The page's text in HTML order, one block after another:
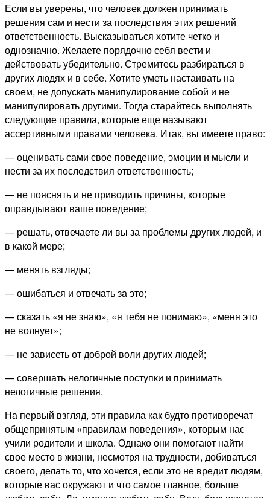
Ассертивные
права
человека
Если вы уверены, что человек должен принимать
решения сам и нести за последствия этих решений
ответственность. Высказываться хотите четко и
однозначно. Желаете порядочно себя вести и
действовать убедительно. Стремитесь разбираться в
других людях и в себе. Хотите уметь настаивать на
своем, не допускать манипулирование собой и не
манипулировать другими. Тогда старайтесь выполнять
следующие правила, которые еще называют
ассертивными правами человека. Итак, вы имеете право:
— оценивать сами свое поведение, эмоции и мысли и
нести за их последствия ответственность;
— не пояснять и не приводить причины, которые
оправдывают ваше поведение;
— решать, отвечаете ли вы за проблемы других людей, и
в какой мере;
— менять взгляды;
— ошибаться и отвечать за это;
— сказать «я не знаю», «я тебя не понимаю», «меня это
не волнует»;
— не зависеть от доброй воли других людей;
— совершать нелогичные поступки и принимать
нелогичные решения.
На первый взгляд, эти правила как будто противоречат
общепринятым «правилам поведения», которым нас
учили родители и школа. Однако они помогают найти
свое место в жизни, несмотря на трудности, добиваться
своего, делать то, что хочется, если это не вредит людям,
которые вас окружают и что самое главное, больше